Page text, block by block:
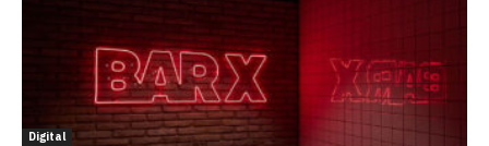
Digital